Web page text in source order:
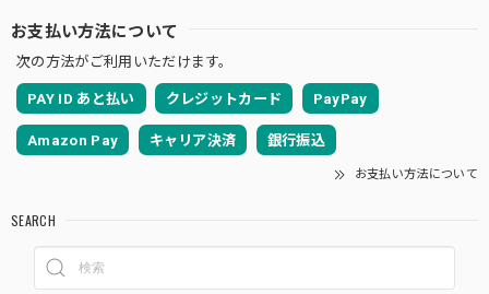
お支払い方法について
次の方法がご利用いただけます。
PAY ID あと払い クレジットカード PayPay
Amazon Pay キャリア決済 銀行振込
お支払い方法について
SEARCH